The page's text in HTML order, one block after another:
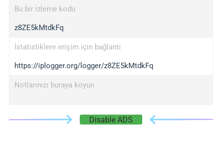
Bu bir izleme kodu
z8ZE5kMtdkFq
İstatistiklere erişim için bağlantı
https://iplogger.org/logger/z8ZE5kMtdkFq
Notlarınızı buraya koyun
Disable ADS